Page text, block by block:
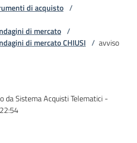
di acquisto /
di mercato /
di mercato CHIUSI / avviso
da Sistema Acquisti Telematici -